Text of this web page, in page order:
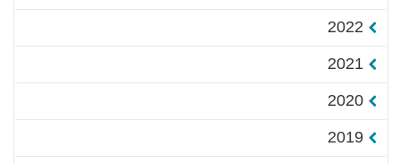
2022
2021
2020
2019